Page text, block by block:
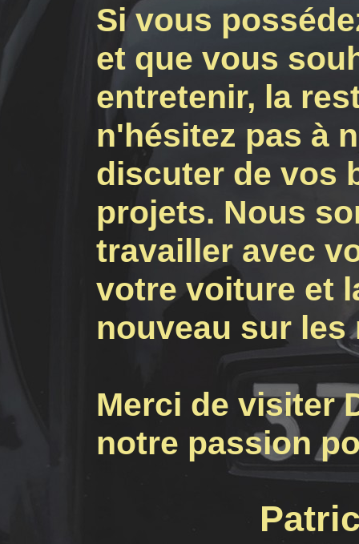
Si vous
et que vous
entretenir, la
n'hésitez pas à
discuter de vos
projets. Nous
travailler avec
votre voiture et
nouveau sur les
Merci de visiter
notre passion